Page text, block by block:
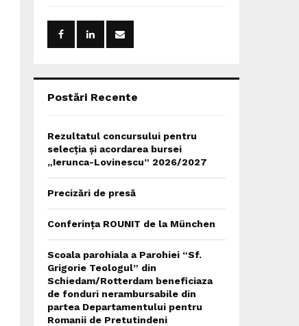
o
:
Postări Recente
Rezultatul concursului pentru
selecția și acordarea bursei
„Ierunca-Lovinescu” 2026/2027
Precizări de presă
Conferința ROUNIT de la München
Scoala parohiala a Parohiei “Sf.
Grigorie Teologul” din
Schiedam/Rotterdam beneficiaza
de fonduri nerambursabile din
partea Departamentului pentru
Romanii de Pretutindeni